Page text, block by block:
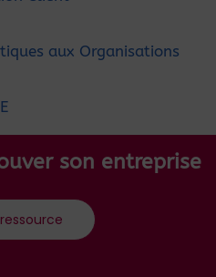
aux Organisations
son entreprise